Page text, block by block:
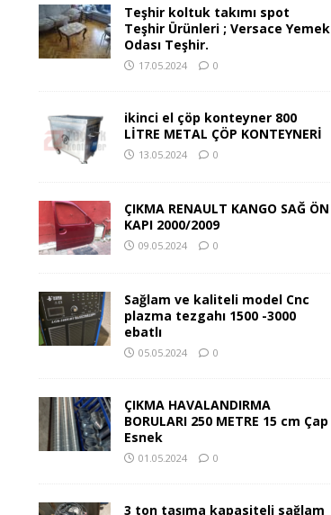
Teşhir koltuk takımı spot
Teşhir Ürünleri ; Versace Yemek
Odası Teşhir.
17.05.2024 0
ikinci el çöp konteyner 800
LİTRE METAL ÇÖP KONTEYNERİ
13.05.2024 0
ÇIKMA RENAULT KANGO SAĞ ÖN
KAPI 2000/2009
09.05.2024 0
Sağlam ve kaliteli model Cnc
plazma tezgahı 1500 -3000
ebatlı
05.05.2024 0
ÇIKMA HAVALANDIRMA
BORULARI 250 METRE 15 cm Çap
Esnek
01.05.2024 0
3 ton taşıma kapasiteli sağlam